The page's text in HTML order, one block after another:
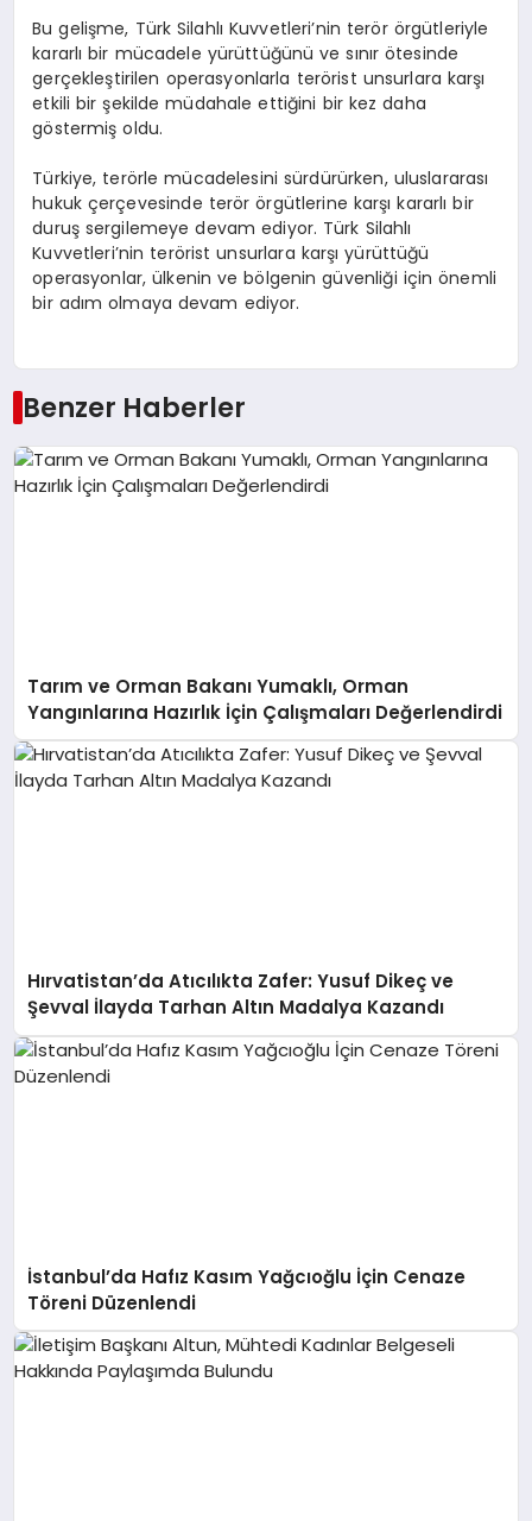
Bu gelişme, Türk Silahlı Kuvvetleri’nin terör örgütleriyle
kararlı bir mücadele yürüttüğünü ve sınır ötesinde
gerçekleştirilen operasyonlarla terörist unsurlara karşı
etkili bir şekilde müdahale ettiğini bir kez daha
göstermiş oldu.
Türkiye, terörle mücadelesini sürdürürken, uluslararası
hukuk çerçevesinde terör örgütlerine karşı kararlı bir
duruş sergilemeye devam ediyor. Türk Silahlı
Kuvvetleri’nin terörist unsurlara karşı yürüttüğü
operasyonlar, ülkenin ve bölgenin güvenliği için önemli
bir adım olmaya devam ediyor.
Benzer Haberler
Tarım ve Orman Bakanı Yumaklı, Orman
Yangınlarına Hazırlık İçin Çalışmaları Değerlendirdi
Hırvatistan’da Atıcılıkta Zafer: Yusuf Dikeç ve
Şevval İlayda Tarhan Altın Madalya Kazandı
İstanbul’da Hafız Kasım Yağcıoğlu İçin Cenaze
Töreni Düzenlendi